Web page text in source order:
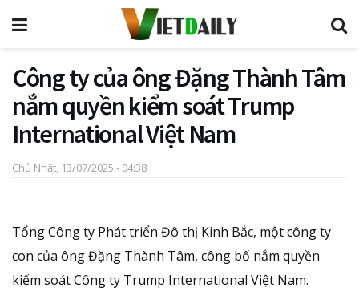
Công ty của ông Đặng Thành Tâm
nắm quyền kiểm soát Trump
International Việt Nam
Chủ Nhật, 13/07/2025 - 04:38
Tổng Công ty Phát triển Đô thị Kinh Bắc, một công ty
con của ông Đặng Thành Tâm, công bố nắm quyền
kiểm soát Công ty Trump International Việt Nam.